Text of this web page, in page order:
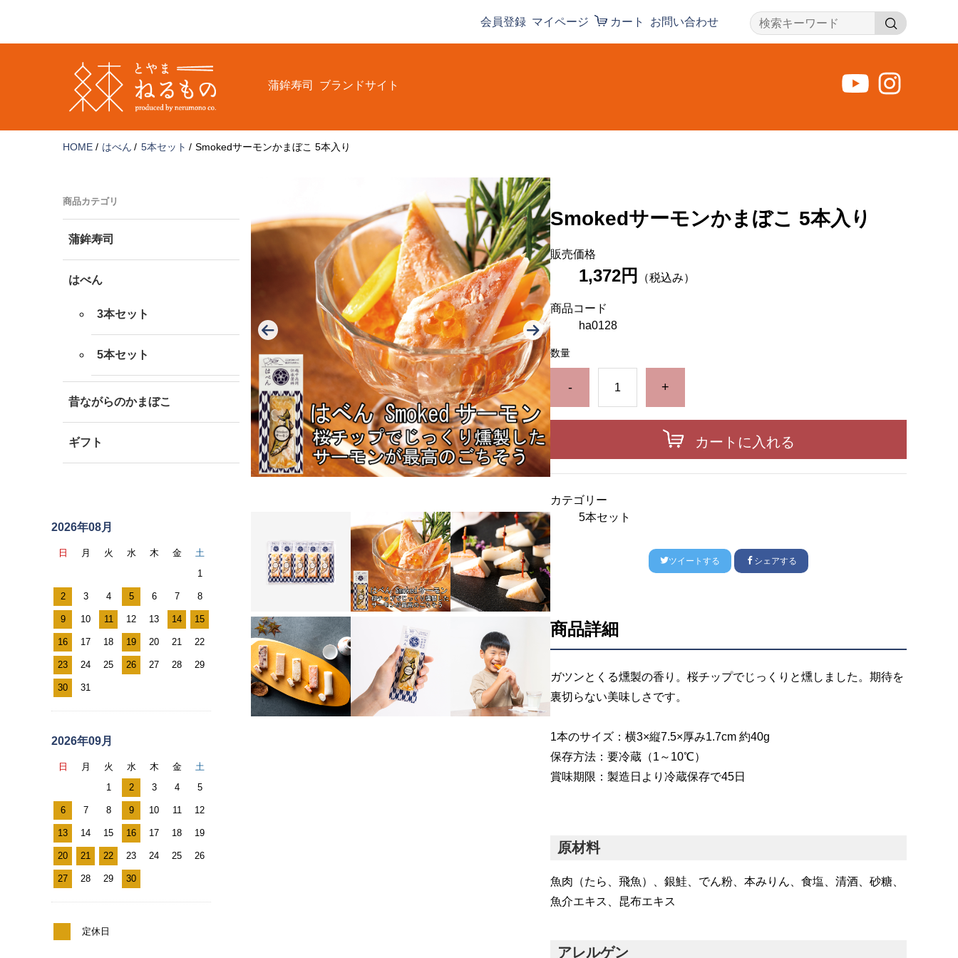
テ
検
索
会員登録 マイページ カート お問い合わせ
蒲鉾寿司 ブランドサイト
HOME はべん 5本セット Smokedサーモンかまぼこ 5本入り
Smokedサーモンかまぼこ 5本入り
販売価格
1,372円 （税込み）
商品コード
ha0128
数量
- +
カートに入れる
カテゴリー
5本セット
ツイートする シェアする
商品詳細
ガツンとくる燻製の香り。桜チップでじっくりと燻しました。期待を
裏切らない美味しさです。
1本のサイズ：横3×縦7.5×厚み1.7cm 約40g
保存方法：要冷蔵（1～10℃）
賞味期限：製造日より冷蔵保存で45日
原材料
魚肉（たら、飛魚）、銀鮭、でん粉、本みりん、食塩、清酒、砂糖、
魚介エキス、昆布エキス
アレルゲン
商品カテゴリ
蒲鉾寿司
はべん
3本セット
5本セット
昔ながらのかまぼこ
ギフト
ュ
ル
カ
レ
ン
ダ
ー
2026年08月
日 月 火 水 木 金
土
1
2 3 4 5 6 7 8
9 10 11 12 13 14 15
16 17 18 19 20 21 22
23 24 25 26 27 28 29
30 31
2026年09月
日 月 火 水 木 金
土
1
2 3 4 5
6 7 8 9 10 11 12
13 14 15 16 17 18 19
20 21 22 23 24 25 26
27 28 29 30
定休日